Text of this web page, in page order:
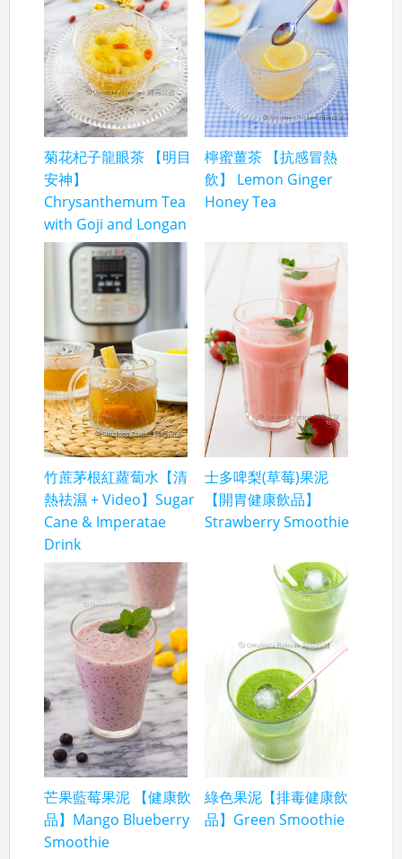
菊花杞子龍眼茶 【明目
安神】
Chrysanthemum Tea
with Goji and Longan
檸蜜薑茶 【抗感冒熱
飲】 Lemon Ginger
Honey Tea
竹蔗茅根紅蘿蔔水【清
熱祛濕 + Video】Sugar
Cane & Imperatae
Drink
士多啤梨(草莓)果泥
【開胃健康飲品】
Strawberry Smoothie
芒果藍莓果泥 【健康飲
品】Mango Blueberry
Smoothie
綠色果泥【排毒健康飲
品】Green Smoothie